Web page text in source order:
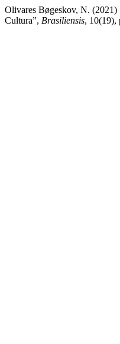
Olivares Bøgeskov, N. (2021)
Cultura”, Brasiliensis, 10(19),